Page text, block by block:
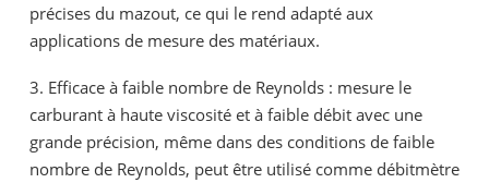
précises du mazout, ce qui le rend adapté aux
applications de mesure des matériaux.
3. Efficace à faible nombre de Reynolds : mesure le
carburant à haute viscosité et à faible débit avec une
grande précision, même dans des conditions de faible
nombre de Reynolds, peut être utilisé comme débitmètre